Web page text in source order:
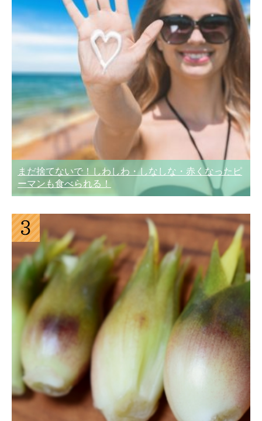
まだ捨てないで！しわしわ・しなしな・赤くなったピ
ーマンも食べられる！